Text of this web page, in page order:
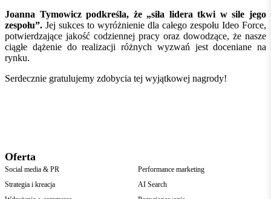
Joanna Tymowicz podkreśla, że „siła lidera tkwi w sile jego
zespołu”. Jej sukces to wyróżnienie dla całego zespołu Ideo Force,
potwierdzające jakość codziennej pracy oraz dowodzące, że nasze
ciągłe dążenie do realizacji różnych wyzwań jest doceniane na
rynku.
Serdecznie gratulujemy zdobycia tej wyjątkowej nagrody!
Oferta
Social media & PR
Performance marketing
Strategia i kreacja
AI Search